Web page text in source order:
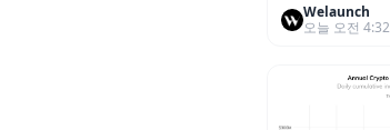
Welaunch
오늘 오전 4:32